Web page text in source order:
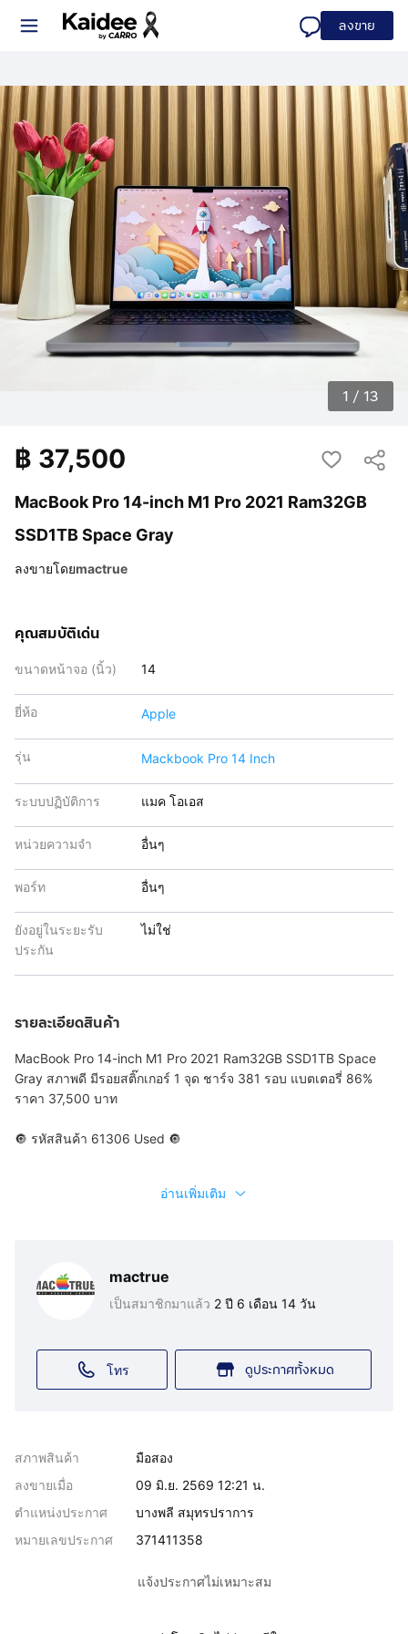
ลงขาย
1 / 13
MacBook Pro 14-inch M1 Pro 2021 Ram32GB
SSD1TB Space Gray
฿ 37,500
ลงขายโดยmactrue
คุณสมบัติเด่น
ขนาดหน้าจอ (นิ้ว) 14
ยี่ห้อ Apple
รุ่น Mackbook Pro 14 Inch
ระบบปฏิบัติการ แมค โอเอส
หน่วยความจำ อื่นๆ
พอร์ท อื่นๆ
ยังอยู่ในระยะรับ
ประกัน
ไม่ใช่
รายละเอียดสินค้า
MacBook Pro 14-inch M1 Pro 2021 Ram32GB SSD1TB Space
Gray สภาพดี มีรอยสติ๊กเกอร์ 1 จุด ชาร์จ 381 รอบ แบตเตอรี่ 86%
ราคา 37,500 บาท
🔘 รหัสสินค้า 61306 Used 🔘
อ่านเพิ่มเติม
mactrue
เป็นสมาชิกมาแล้ว 2 ปี 6 เดือน 14 วัน
โทร ดูประกาศทั้งหมด
สภาพสินค้า
มือสอง
ลงขายเมื่อ
09 มิ.ย. 2569 12:21 น.
ตำแหน่งประกาศ
บางพลี สมุทรปราการ
หมายเลขประกาศ
371411358
แจ้งประกาศไม่เหมาะสม